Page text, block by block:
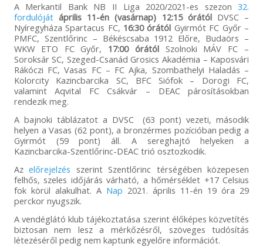
A Merkantil Bank NB II Liga 2020/2021-es szezon32.
fordulóját április 11-én (vasárnap) 12:15 órátólDVSC –
Nyíregyháza Spartacus FC, 16:30 órától Gyirmót FC Győr –
PMFC, Szentlőrinc – Békéscsaba 1912 Előre, Budaörs –
WKW ETO FC Győr, 17:00 órátólSzolnoki MÁV FC –
Soroksár SC, Szeged-Csanád Grosics Akadémia – Kaposvári
Rákóczi FC, Vasas FC – FC Ajka, Szombathelyi Haladás –
Kolorcity Kazincbarcika SC, BFC Siófok – Dorogi FC,
valamint Aqvital FC Csákvár – DEAC párosításokban
rendezik meg.
A bajnoki táblázatot a DVSC (63 pont) vezeti, második
helyen a Vasas (62 pont), a bronzérmes pozícióban pedig a
Gyirmót (59 pont) áll. A sereghajtó helyeken a
Kazincbarcika-Szentlőrinc-DEAC trió osztozkodik.
Azelőrejelzés szerint Szentlőrinc térségében közepesen
felhős, szeles időjárás várható, a hőmérséklet +17 Celsius
fok körül alakulhat. A Nap 2021. április 11-én 19 óra 29
perckor nyugszik.
A vendéglátó klub tájékoztatása szerint élőképes közvetítés
biztosan nem lesz a mérkőzésről, szöveges tudósítás
létezéséről pedig nem kaptunk egyelőre információt.